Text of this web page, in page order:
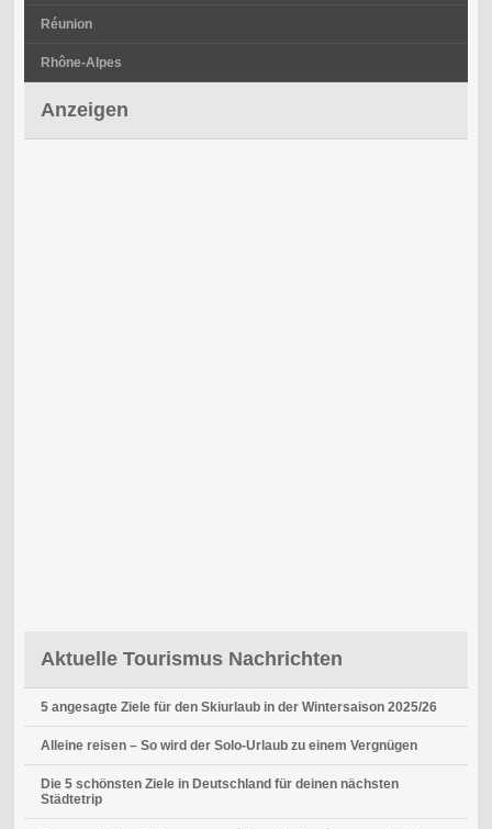
Réunion
Rhône-Alpes
Anzeigen
Aktuelle Tourismus Nachrichten
5 angesagte Ziele für den Skiurlaub in der Wintersaison 2025/26
Alleine reisen – So wird der Solo-Urlaub zu einem Vergnügen
Die 5 schönsten Ziele in Deutschland für deinen nächsten
Städtetrip